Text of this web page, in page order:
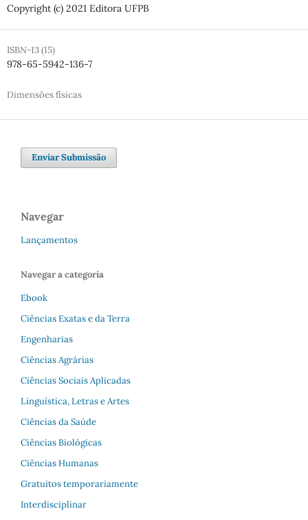
Copyright (c) 2021 Editora UFPB
ISBN-13 (15)
978-65-5942-136-7
Dimensões físicas
Enviar Submissão
Navegar
Lançamentos
Navegar a categoria
Ebook
Ciências Exatas e da Terra
Engenharias
Ciências Agrárias
Ciências Sociais Aplicadas
Linguística, Letras e Artes
Ciências da Saúde
Ciências Biológicas
Ciências Humanas
Gratuitos temporariamente
Interdisciplinar